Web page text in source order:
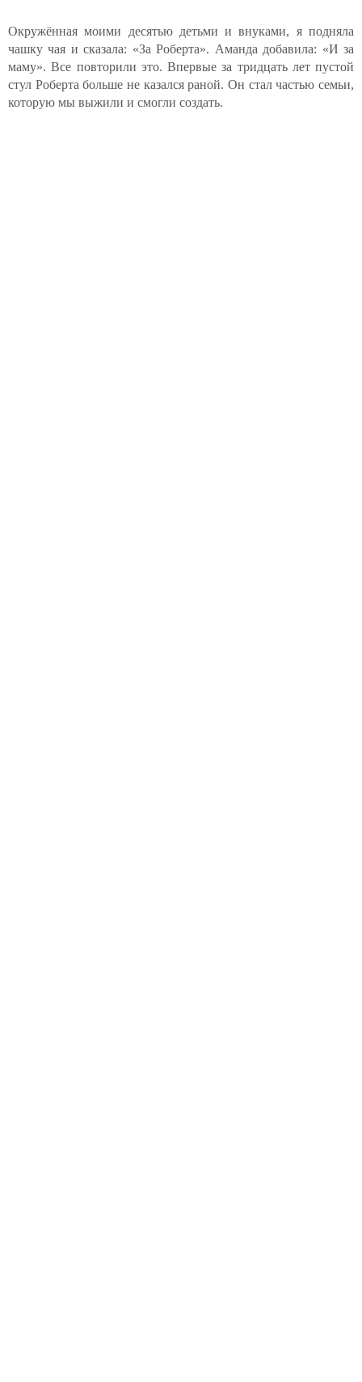
Окружённая моими десятью детьми и внуками, я подняла
чашку чая и сказала: «За Роберта». Аманда добавила: «И за
маму». Все повторили это. Впервые за тридцать лет пустой
стул Роберта больше не казался раной. Он стал частью семьи,
которую мы выжили и смогли создать.